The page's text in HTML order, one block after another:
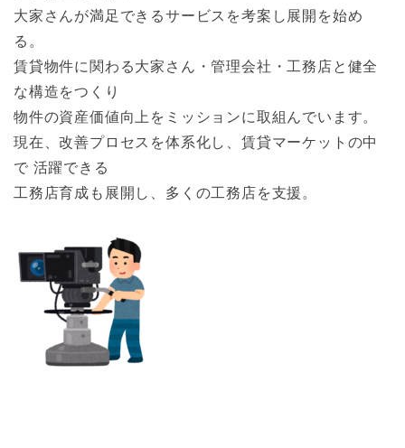
大家さんが満足できるサービスを考案し展開を始め
る。
賃貸物件に関わる大家さん・管理会社・工務店と健全
な構造をつくり
物件の資産価値向上をミッションに取組んでいます。
現在、改善プロセスを体系化し、賃貸マーケットの中
で 活躍できる
工務店育成も展開し、多くの工務店を支援。